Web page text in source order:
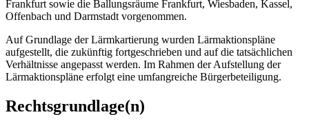
Frankfurt sowie die Ballungsräume Frankfurt, Wiesbaden, Kassel,
Offenbach und Darmstadt vorgenommen.
Auf Grundlage der Lärmkartierung wurden Lärmaktionspläne
aufgestellt, die zukünftig fortgeschrieben und auf die tatsächlichen
Verhältnisse angepasst werden. Im Rahmen der Aufstellung der
Lärmaktionspläne erfolgt eine umfangreiche Bürgerbeteiligung.
Rechtsgrundlage(n)